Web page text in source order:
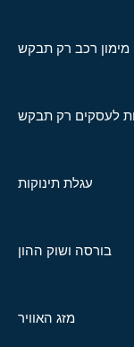
מימון רכב רק תבקש
לעסקים רק תבקש
עגלת תינוקות
בורסה ושוק ההון
מזג האוויר